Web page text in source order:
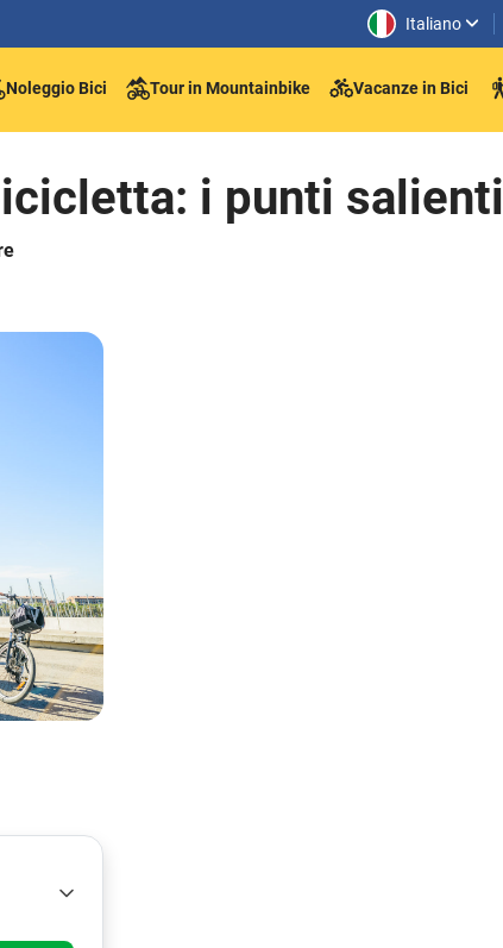
Italiano
Noleggio Bici Tour in Mountainbike Vacanze in Bici
i punti salienti